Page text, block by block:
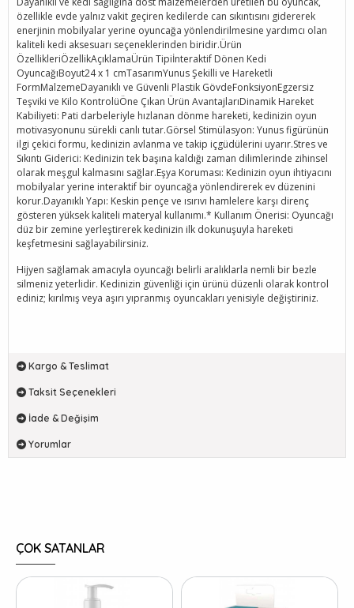
özellikle evde yalnız vakit geçiren kedilerde can sıkıntısını gidererek
enerjinin mobilyalar yerine oyuncağa yönlendirilmesine yardımcı olan
kaliteli kedi aksesuarı seçeneklerinden biridir.Ürün
ÖzellikleriÖzellikAçıklamaÜrün Tipiİnteraktif Dönen Kedi
OyuncağıBoyut24 x 1 cmTasarımYunus Şekilli ve Hareketli
FormMalzemeDayanıklı ve Güvenli Plastik GövdeFonksiyonEgzersiz
Teşviki ve Kilo KontrolüÖne Çıkan Ürün AvantajlarıDinamik Hareket
Kabiliyeti: Pati darbeleriyle hızlanan dönme hareketi, kedinizin oyun
motivasyonunu sürekli canlı tutar.Görsel Stimülasyon: Yunus figürünün
ilgi çekici formu, kedinizin avlanma ve takip içgüdülerini uyarır.Stres ve
Sıkıntı Giderici: Kedinizin tek başına kaldığı zaman dilimlerinde zihinsel
olarak meşgul kalmasını sağlar.Eşya Koruması: Kedinizin oyun ihtiyacını
mobilyalar yerine interaktif bir oyuncağa yönlendirerek ev düzenini
korur.Dayanıklı Yapı: Keskin pençe ve ısırıvı hamlelere karşı direnç
gösteren yüksek kaliteli materyal kullanımı.* Kullanım Önerisi: Oyuncağı
düz bir zemine yerleştirerek kedinizin ilk dokunuşuyla hareketi
keşfetmesini sağlayabilirsiniz.
Hijyen sağlamak amacıyla oyuncağı belirli aralıklarla nemli bir bezle
silmeniz yeterlidir. Kedinizin güvenliği için ürünü düzenli olarak kontrol
ediniz; kırılmış veya aşırı yıpranmış oyuncakları yenisiyle değiştiriniz.
Kargo & Teslimat
Taksit Seçenekleri
İade & Değişim
Yorumlar
ÇOK SATANLAR